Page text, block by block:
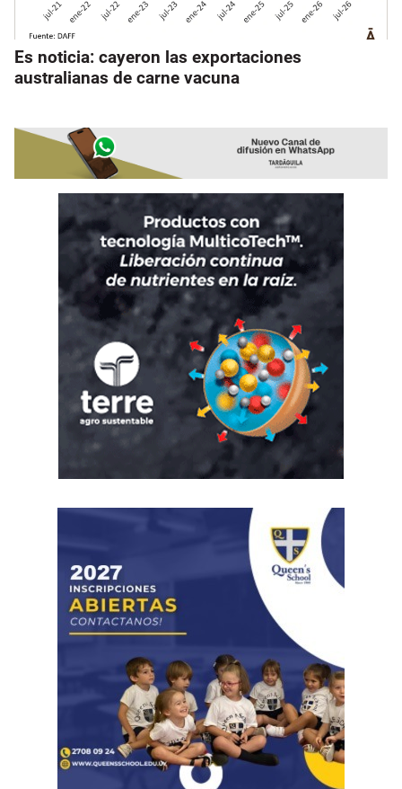
Es noticia: cayeron las exportaciones
australianas de carne vacuna